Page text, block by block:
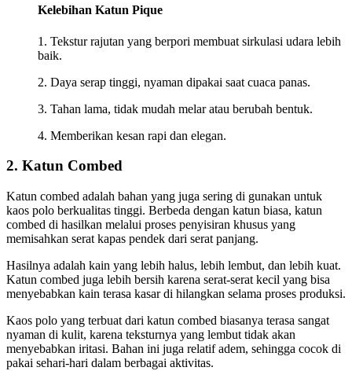
Kelebihan Katun Pique
1. Tekstur rajutan yang berpori membuat sirkulasi udara lebih
baik.
2. Daya serap tinggi, nyaman dipakai saat cuaca panas.
3. Tahan lama, tidak mudah melar atau berubah bentuk.
4. Memberikan kesan rapi dan elegan.
2. Katun Combed
Katun combed adalah bahan yang juga sering di gunakan untuk
kaos polo berkualitas tinggi. Berbeda dengan katun biasa, katun
combed di hasilkan melalui proses penyisiran khusus yang
memisahkan serat kapas pendek dari serat panjang.
Hasilnya adalah kain yang lebih halus, lebih lembut, dan lebih kuat.
Katun combed juga lebih bersih karena serat-serat kecil yang bisa
menyebabkan kain terasa kasar di hilangkan selama proses produksi.
Kaos polo yang terbuat dari katun combed biasanya terasa sangat
nyaman di kulit, karena teksturnya yang lembut tidak akan
menyebabkan iritasi. Bahan ini juga relatif adem, sehingga cocok di
pakai sehari-hari dalam berbagai aktivitas.